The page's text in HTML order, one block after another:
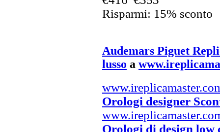
Risparmi: 15% sconto
Audemars Piguet
lusso a
Orologi designer
Orologi di design low